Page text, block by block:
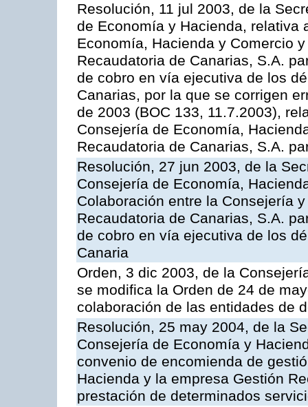
Resolución, 11 jul 2003, de la
de Economía y Hacienda, relativa
Economía, Hacienda y Comercio
Recaudatoria de Canarias, S.A.
de cobro en vía ejecutiva de los
Canarias, por la que se corrigen
de 2003 (BOC 133, 11.7.2003),
Consejería de Economía,
Recaudatoria de Canarias, S.A.
Resolución, 27 jun 2003, de la
Consejería de Economía,
Colaboración entre la Consejería
Recaudatoria de Canarias, S.A.
de cobro en vía ejecutiva de los
Canaria
Orden, 3 dic 2003, de la
se modifica la Orden de 24 de
colaboración de las entidades de
Resolución, 25 may 2004, de la
Consejería de Economía y
convenio de encomienda de
Hacienda y la empresa Gestión
prestación de determinados